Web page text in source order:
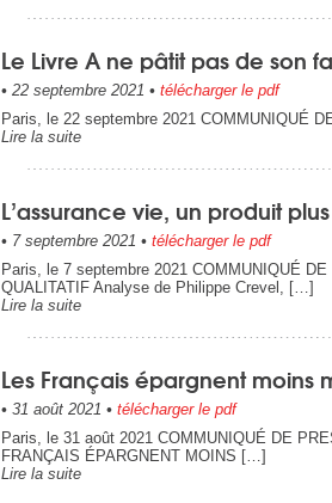
Le Livre A ne pâtit pas de son
• 22 septembre 2021 • télécharger le pdf
Paris, le 22 septembre 2021 COMMUNIQUÉ
Lire la suite
L’assurance vie, un produit
• 7 septembre 2021 • télécharger le pdf
Paris, le 7 septembre 2021 COMMUNIQUÉ
QUALITATIF Analyse de Philippe Crevel, […]
Lire la suite
Les Français épargnent moins
• 31 août 2021 • télécharger le pdf
Paris, le 31 août 2021 COMMUNIQUÉ DE
FRANÇAIS ÉPARGNENT MOINS […]
Lire la suite